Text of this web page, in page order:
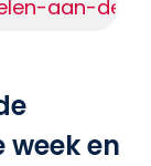
aan-de-
en